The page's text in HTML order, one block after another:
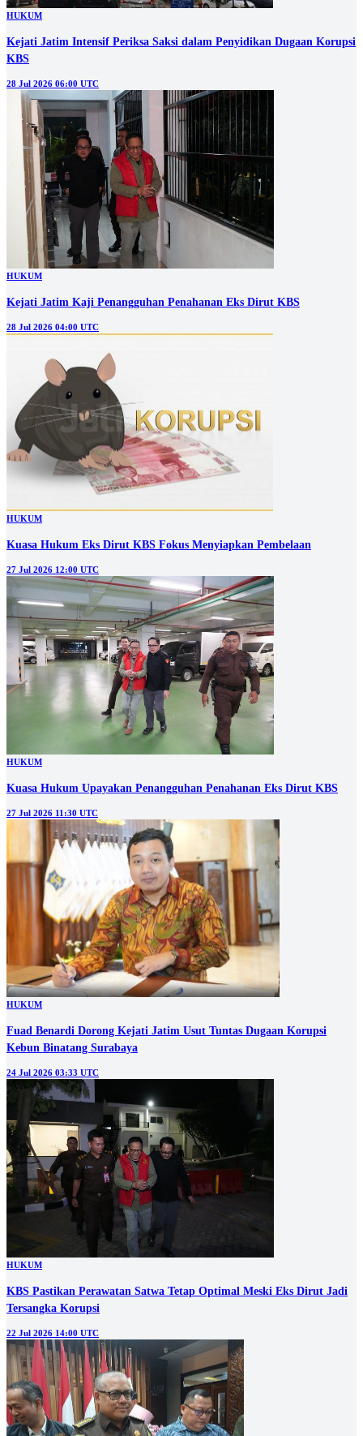
HUKUM
Kejati Jatim Intensif Periksa Saksi dalam Penyidikan Dugaan Korupsi
KBS
28 Jul 2026 06:00 UTC
HUKUM
Kejati Jatim Kaji Penangguhan Penahanan Eks Dirut KBS
28 Jul 2026 04:00 UTC
HUKUM
Kuasa Hukum Eks Dirut KBS Fokus Menyiapkan Pembelaan
27 Jul 2026 12:00 UTC
HUKUM
Kuasa Hukum Upayakan Penangguhan Penahanan Eks Dirut KBS
27 Jul 2026 11:30 UTC
HUKUM
Fuad Benardi Dorong Kejati Jatim Usut Tuntas Dugaan Korupsi
Kebun Binatang Surabaya
24 Jul 2026 03:33 UTC
HUKUM
KBS Pastikan Perawatan Satwa Tetap Optimal Meski Eks Dirut Jadi
Tersangka Korupsi
22 Jul 2026 14:00 UTC